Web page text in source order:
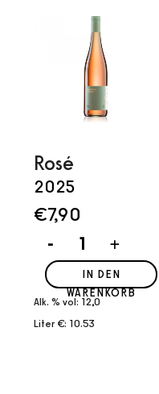
Rosé
2025
€7,90
-
Rosé
Menge+
IN DEN
WARENKORB
Alk. % vol: 12,0
Liter €: 10.53